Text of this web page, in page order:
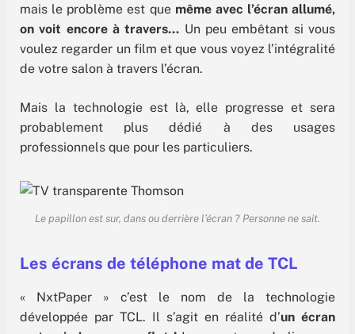
mais le problème est que même avec l’écran allumé,
on voit encore à travers… Un peu embêtant si vous
voulez regarder un film et que vous voyez l’intégralité
de votre salon à travers l’écran.
Mais la technologie est là, elle progresse et sera
probablement plus dédié à des usages
professionnels que pour les particuliers.
Le papillon est sur, dans ou derrière l’écran ? Personne ne sait.
Les écrans de téléphone mat de TCL
« NxtPaper » c’est le nom de la technologie
développée par TCL. Il s’agit en réalité d’un écran